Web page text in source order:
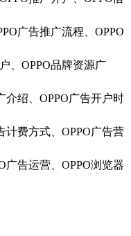
广告推广流程、OPPO
、OPPO品牌资源广
介绍、OPPO广告开户时
计费方式、OPPO广告营
广告运营、OPPO浏览器